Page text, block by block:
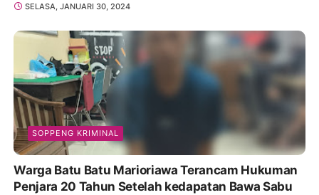
SELASA, JANUARI 30, 2024
SOPPENG KRIMINAL
Warga Batu Batu Marioriawa Terancam Hukuman
Penjara 20 Tahun Setelah kedapatan Bawa Sabu